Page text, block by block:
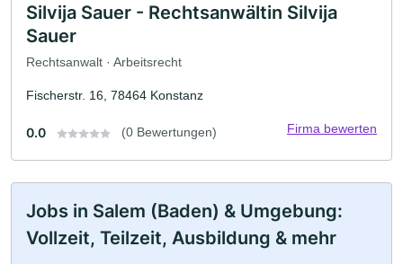
Silvija Sauer - Rechtsanwältin Silvija
Sauer
Rechtsanwalt · Arbeitsrecht
Fischerstr. 16, 78464 Konstanz
0.0 (0 Bewertungen) Firma bewerten
Jobs in Salem (Baden) & Umgebung:
Vollzeit, Teilzeit, Ausbildung & mehr